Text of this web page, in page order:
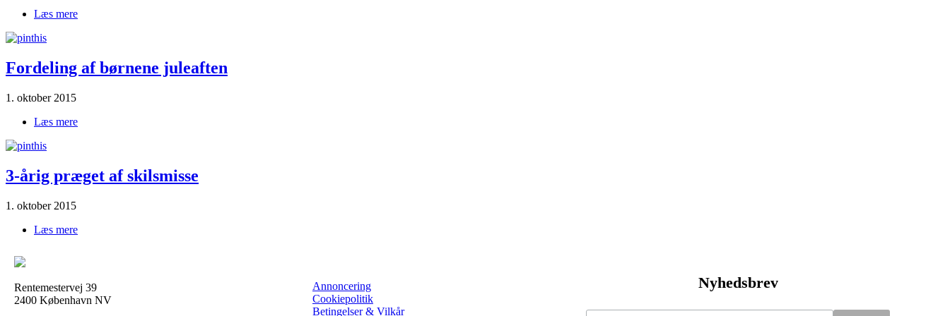
Læs mere
Fordeling af børnene juleaften
1. oktober 2015
Læs mere
3-årig præget af skilsmisse
1. oktober 2015
Læs mere
Rentemestervej 39
2400 København NV
Annoncering
Cookiepolitik
Betingelser & Vilkår
Nyhedsbrev